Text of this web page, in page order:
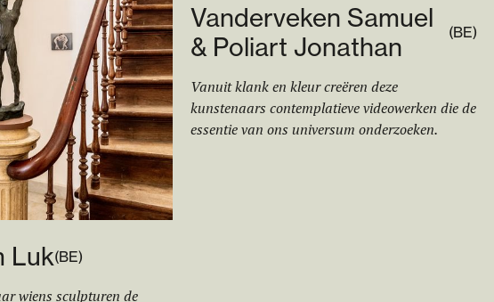
Luk(BE)
wiens sculpturen de
Vanderveken Samuel
& Poliart Jonathan
(BE)
Vanuit klank en kleur creëren deze
kunstenaars contemplatieve videowerken die de
essentie van ons universum onderzoeken.